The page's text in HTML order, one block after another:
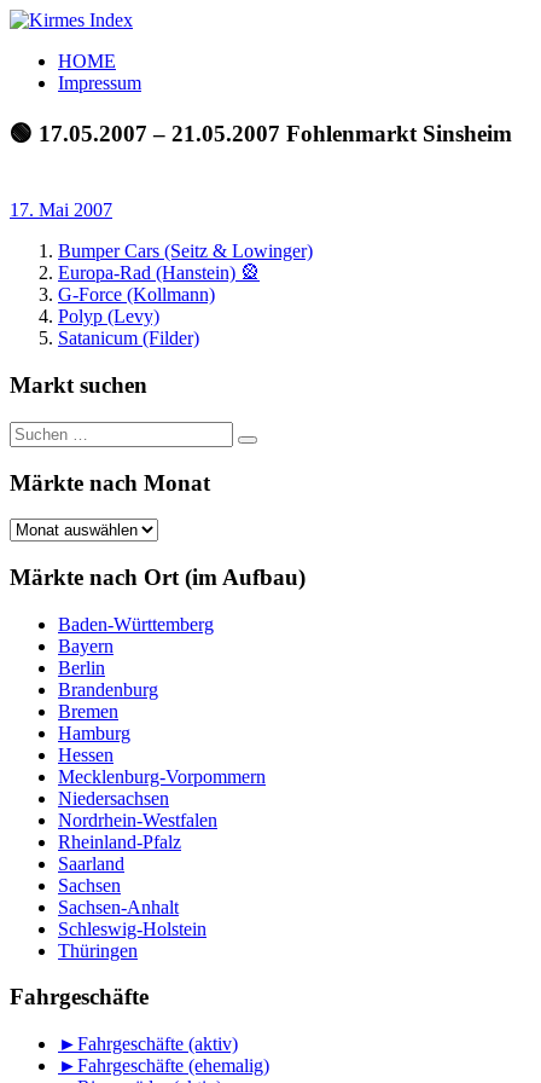
Zum
springen
Kirmes
Index
Tourpläne
der
letzten
HOME
Impressum
🟢 17.05.2007 – 21.05.2007 Fohlenmarkt Sinsheim
17. Mai 2007
Bumper Cars (Seitz & Lowinger)
Europa-Rad (Hanstein) 🎡
G-Force (Kollmann)
Polyp (Levy)
Satanicum (Filder)
Markt suchen
Suchen
nach:
Suchen
Märkte nach Monat
Märkte
Monat
Märkte nach Ort (im Aufbau)
Baden-Württemberg
Bayern
Berlin
Brandenburg
Bremen
Hamburg
Hessen
Mecklenburg-Vorpommern
Niedersachsen
Nordrhein-Westfalen
Rheinland-Pfalz
Saarland
Sachsen
Sachsen-Anhalt
Schleswig-Holstein
Thüringen
Fahrgeschäfte
►Fahrgeschäfte (aktiv)
►Fahrgeschäfte (ehemalig)